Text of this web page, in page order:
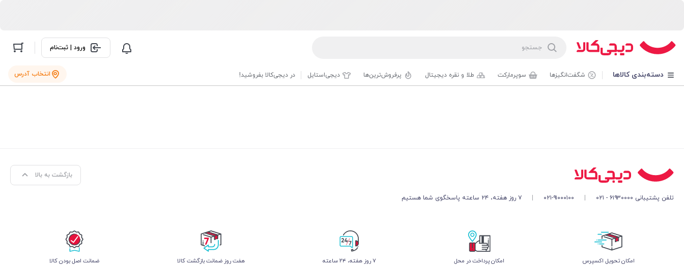
ورود | ثبت‌نام
دسته‌بندی کالاها شگفت‌انگیزها سوپرمارکت طلا و نقره دیجیتال پرفروش‌ترین‌ها دیجی‌استایل در دیجی‌کالا بفروشید! انتخاب آدرس
بازگشت به بالا
تلفن پشتیبانی ۶۱۹۳۰۰۰۰ - ۰۲۱ ۰۲۱-۹۱۰۰۰۱۰۰ ۷ روز هفته، ۲۴ ساعته پاسخگوی شما هستیم
اﻣﮑﺎن ﺗﺤﻮﯾﻞ اﮐﺴﭙﺮس امکان پرداخت در محل ۷ روز ﻫﻔﺘﻪ، ۲۴ ﺳﺎﻋﺘﻪ هفت روز ضمانت بازگشت کالا ﺿﻤﺎﻧﺖ اﺻﻞ ﺑﻮدن ﮐﺎﻟﺎ